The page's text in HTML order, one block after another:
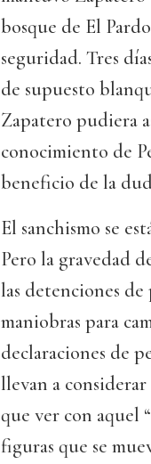
bosque de El
seguridad. Tres
de supuesto
Zapatero pudiera
conocimiento de
beneficio de la
El sanchismo se
Pero la gravedad
las detenciones de
maniobras para
declaraciones de
llevan a
que ver con aquel
figuras que se